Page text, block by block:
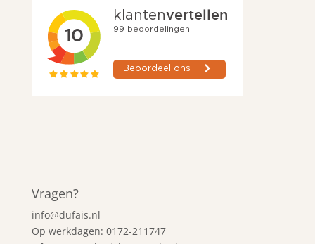
Vragen?
info@dufais.nl
Op werkdagen: 0172-211747